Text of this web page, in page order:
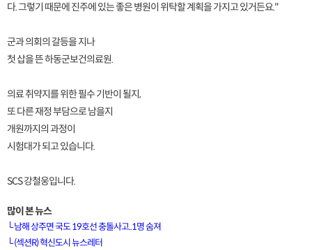
다. 그렇기 때문에 진주에 있는 좋은 병원이 위탁할 계획을 가지고 있거든요."
군과 의회의 갈등을 지나
첫 삽을 뜬 하동군보건의료원.
의료 취약지를 위한 필수 기반이 될지,
또 다른 재정 부담으로 남을지
개원까지의 과정이
시험대가 되고 있습니다.
SCS 강철웅입니다.
많이 본 뉴스
└남해 상주면 국도 19호선 충돌사고..1명 숨져
└(섹션R) 혁신도시 뉴스레터